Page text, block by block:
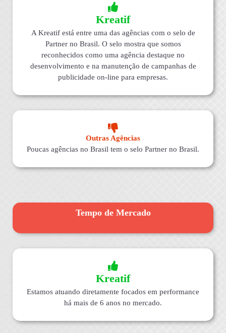
Kreatif
A Kreatif está entre uma das agências com o selo de
Partner no Brasil. O selo mostra que somos
reconhecidos como uma agência destaque no
desenvolvimento e na manutenção de campanhas de
publicidade on-line para empresas.
Outras Agências
Poucas agências no Brasil tem o selo Partner no Brasil.
Tempo de Mercado
Kreatif
Estamos atuando diretamente focados em performance
há mais de 6 anos no mercado.